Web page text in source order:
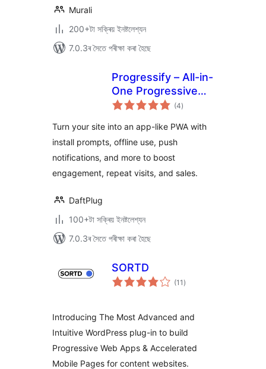
Murali
200+টা সক্ৰিয় ইনষ্টলেশ্যন
7.0.3ৰ সৈতে পৰীক্ষা কৰা হৈছে
Progressify – All-in-
One Progressive
Web App (PWA)
(4টা
মুঠ)
Turn your site into an app-like PWA with
install prompts, offline use, push
notifications, and more to boost
engagement, repeat visits, and sales.
DaftPlug
100+টা সক্ৰিয় ইনষ্টলেশ্যন
7.0.3ৰ সৈতে পৰীক্ষা কৰা হৈছে
SORTD
(11 টা
মুঠ)
Introducing The Most Advanced and
Intuitive WordPress plug-in to build
Progressive Web Apps & Accelerated
Mobile Pages for content websites.